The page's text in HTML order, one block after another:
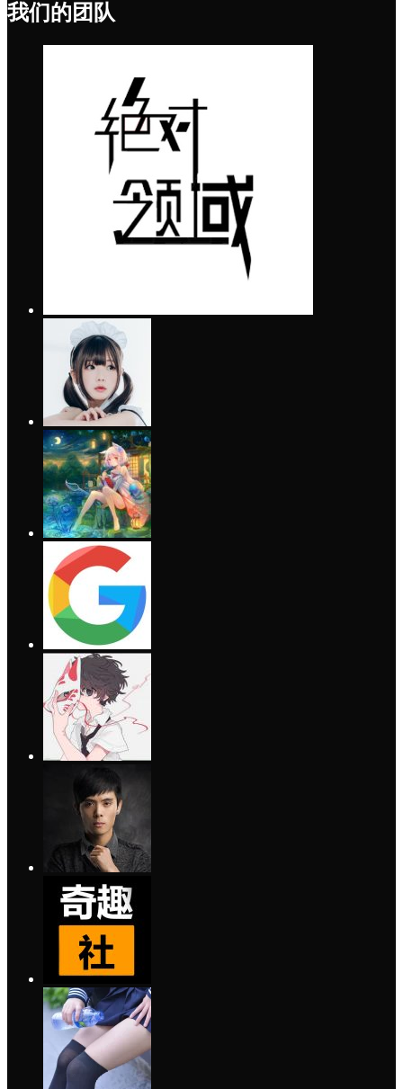
我们的团队